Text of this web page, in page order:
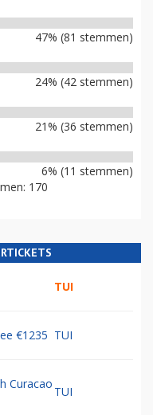
47% (81 stemmen)
24% (42 stemmen)
21% (36 stemmen)
6% (11 stemmen)
170
TUI
€1235 TUI
Curacao
TUI